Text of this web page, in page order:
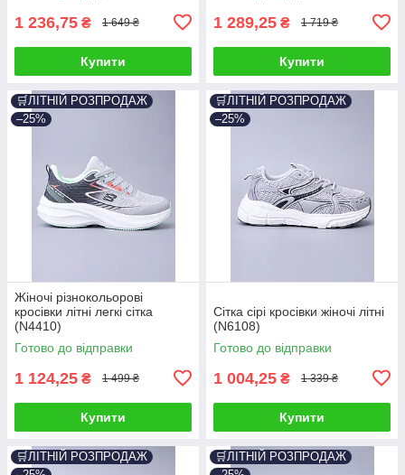
1 236,75 ₴ 1 649 ₴
Купити
1 289,25 ₴ 1 719 ₴
Купити
🛒ЛІТНІЙ РОЗПРОДАЖ
–25%
Жіночі різнокольорові
кросівки літні легкі сітка
(N4410)
Готово до відправки
1 124,25 ₴ 1 499 ₴
Купити
🛒ЛІТНІЙ РОЗПРОДАЖ
–25%
Сітка сірі кросівки жіночі літні
(N6108)
Готово до відправки
1 004,25 ₴ 1 339 ₴
Купити
🛒ЛІТНІЙ РОЗПРОДАЖ
🛒ЛІТНІЙ РОЗПРОДАЖ